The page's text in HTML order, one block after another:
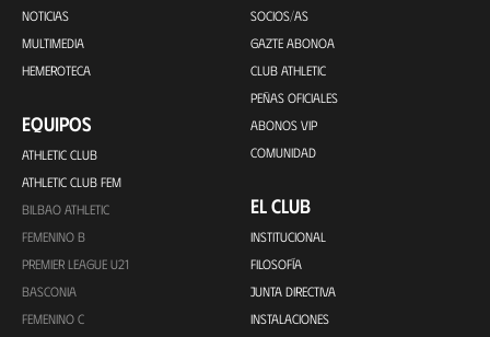
NOTICIAS
MULTIMEDIA
HEMEROTECA
EQUIPOS
ATHLETIC CLUB
ATHLETIC CLUB FEM
BILBAO ATHLETIC
FEMENINO B
PREMIER LEAGUE U21
BASCONIA
FEMENINO C
SOCIOS/AS
GAZTE ABONOA
CLUB ATHLETIC
PEÑAS OFICIALES
ABONOS VIP
COMUNIDAD
EL CLUB
INSTITUCIONAL
FILOSOFÍA
JUNTA DIRECTIVA
INSTALACIONES